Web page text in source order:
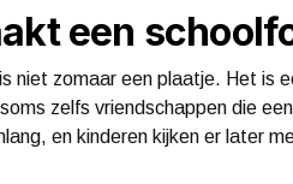
een
niet zomaar een plaatje. Het is
zelfs vriendschappen die
en kinderen kijken er later